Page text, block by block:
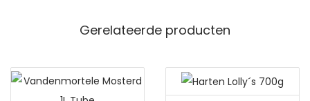
Gerelateerde producten